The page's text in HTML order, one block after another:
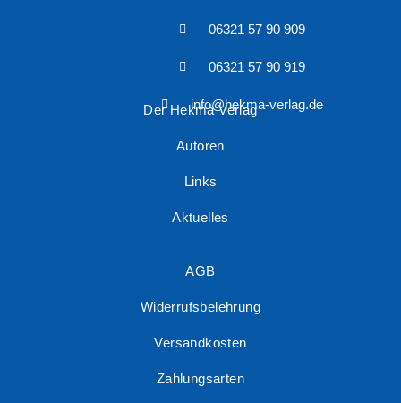
06321 57 90 909
06321 57 90 919
info@hekma-verlag.de
Der Hekma Verlag
Autoren
Links
Aktuelles
AGB
Widerrufsbelehrung
Versandkosten
Zahlungsarten